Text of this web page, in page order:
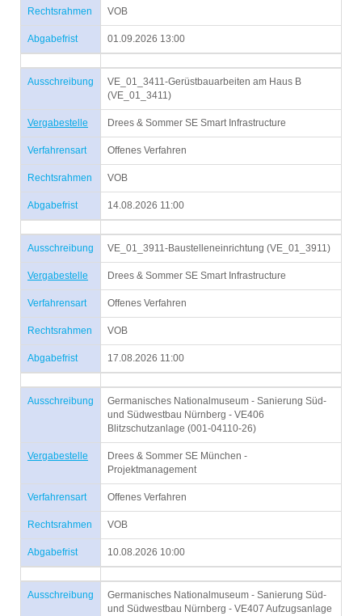
Rechtsrahmen VOB
Abgabefrist 01.09.2026 13:00
Ausschreibung
VE_01_3411-Gerüstbauarbeiten am Haus B
(VE_01_3411)
Vergabestelle Drees & Sommer SE Smart Infrastructure
Verfahrensart Offenes Verfahren
Rechtsrahmen VOB
Abgabefrist 14.08.2026 11:00
Ausschreibung VE_01_3911-Baustelleneinrichtung (VE_01_3911)
Vergabestelle Drees & Sommer SE Smart Infrastructure
Verfahrensart Offenes Verfahren
Rechtsrahmen VOB
Abgabefrist 17.08.2026 11:00
Ausschreibung
Germanisches Nationalmuseum - Sanierung Süd-
und Südwestbau Nürnberg - VE406
Blitzschutzanlage (001-04110-26)
Vergabestelle
Drees & Sommer SE München -
Projektmanagement
Verfahrensart Offenes Verfahren
Rechtsrahmen VOB
Abgabefrist 10.08.2026 10:00
Ausschreibung
Germanisches Nationalmuseum - Sanierung Süd-
und Südwestbau Nürnberg - VE407 Aufzugsanlage